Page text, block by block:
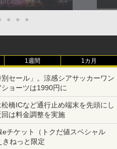
● ● ●
1週間 1カ月
セール」。涼感シアサッカーワン
ョーツは1990円に
橋ICなど通行止め端末を先頭にし
は料金調整を実施
チケット（トクだ値スペシャル
きねっと限定